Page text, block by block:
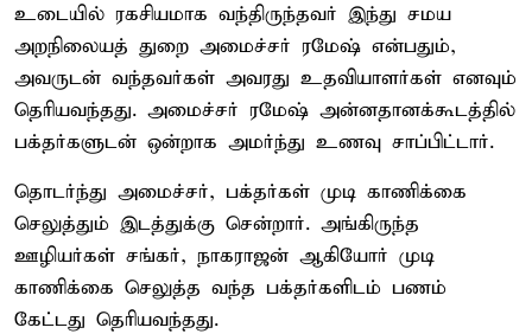
உடையில் ரகசியமாக வந்திருந்தவர் இந்து சமய
அறநிலையத் துறை அமைச்சர் ரமேஷ் என்பதும்,
அவருடன் வந்தவர்கள் அவரது உதவியாளர்கள் எனவும்
தெரியவந்தது. அமைச்சர் ரமேஷ் அன்னதானக்கூடத்தில்
பக்தர்களுடன் ஒன்றாக அமர்ந்து உணவு சாப்பிட்டார்.
தொடர்ந்து அமைச்சர், பக்தர்கள் முடி காணிக்கை
செலுத்தும் இடத்துக்கு சென்றார். அங்கிருந்த
ஊழியர்கள் சங்கர், நாகராஜன் ஆகியோர் முடி
காணிக்கை செலுத்த வந்த பக்தர்களிடம் பணம்
கேட்டது தெரியவந்தது.